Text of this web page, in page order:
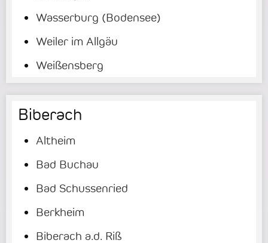
Wasserburg (Bodensee)
Weiler im Allgäu
Weißensberg
Biberach
Altheim
Bad Buchau
Bad Schussenried
Berkheim
Biberach a.d. Riß